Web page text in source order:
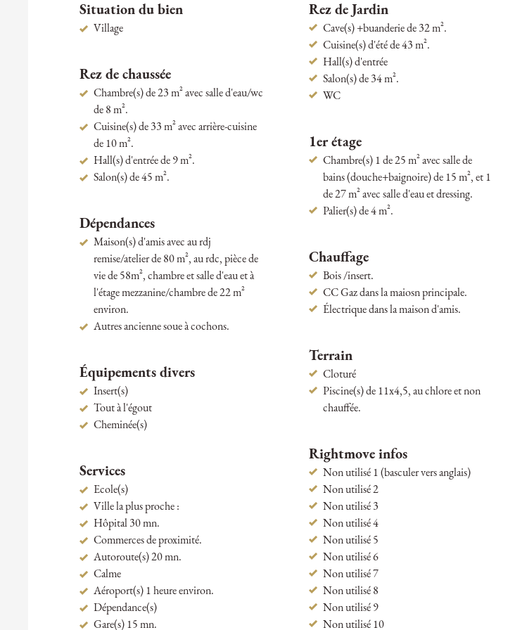
Situation du bien
Village
Rez de chaussée
Chambre(s) de 23 m² avec salle d'eau/wc
de 8 m².
Cuisine(s) de 33 m² avec arrière-cuisine
de 10 m².
Hall(s) d'entrée de 9 m².
Salon(s) de 45 m².
Dépendances
Maison(s) d'amis avec au rdj
remise/atelier de 80 m², au rdc, pièce de
vie de 58m², chambre et salle d'eau et à
l'étage mezzanine/chambre de 22 m²
environ.
Autres ancienne soue à cochons.
Équipements divers
Insert(s)
Tout à l'égout
Cheminée(s)
Services
Ecole(s)
Ville la plus proche :
Hôpital 30 mn.
Commerces de proximité.
Autoroute(s) 20 mn.
Calme
Aéroport(s) 1 heure environ.
Dépendance(s)
Gare(s) 15 mn.
Rez de Jardin
Cave(s) +buanderie de 32 m².
Cuisine(s) d'été de 43 m².
Hall(s) d'entrée
Salon(s) de 34 m².
WC
1er étage
Chambre(s) 1 de 25 m² avec salle de
bains (douche+baignoire) de 15 m², et 1
de 27 m² avec salle d'eau et dressing.
Palier(s) de 4 m².
Chauffage
Bois /insert.
CC Gaz dans la maiosn principale.
Électrique dans la maison d'amis.
Terrain
Cloturé
Piscine(s) de 11x4,5, au chlore et non
chauffée.
Rightmove infos
Non utilisé 1 (basculer vers anglais)
Non utilisé 2
Non utilisé 3
Non utilisé 4
Non utilisé 5
Non utilisé 6
Non utilisé 7
Non utilisé 8
Non utilisé 9
Non utilisé 10